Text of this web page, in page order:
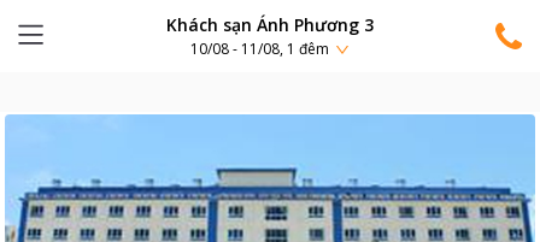
Khách sạn Ánh Phương 3
10/08 - 11/08, 1 đêm